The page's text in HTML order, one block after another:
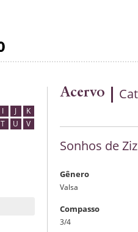
I J
K
T U
V
Acervo
Sonhos de
Gênero
Valsa
Compasso
3/4